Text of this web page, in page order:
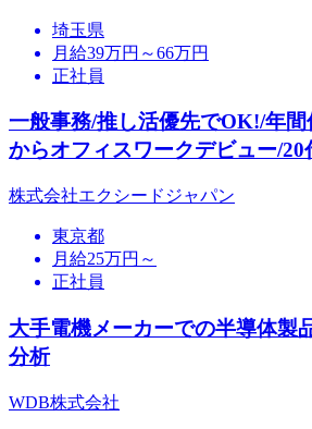
埼玉県
月給39万円～66万円
正社員
一般事務/推し活優先でOK!/年間
からオフィスワークデビュー/20
株式会社エクシードジャパン
東京都
月給25万円～
正社員
大手電機メーカーでの半導体製
分析
WDB株式会社